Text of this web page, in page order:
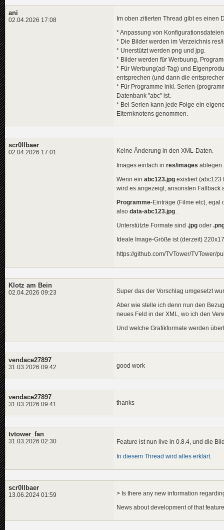
ani
02.04.2026 17:08 Im oben zitierten Thread gibt es einen
* Anpassung von
* Die Bilder werden im Verzeichnis
* Unerstützt werden png und jpg.
* Bilder werden für Werbuung,
* Für Werbung(ad-Tag) und
entsprechen (und dann die
* Für Programme inkl. Serien
Datenbank "abc" ist.
* Bei Serien kann jede Folge ein
Elternknotens genommen.
scr0llbaer
02.04.2026 17:01 Keine Änderung in den XML-Daten.
Images einfach in res/images ablegen.
Wenn ein abc123.jpg existiert (abc123
wird es angezeigt, ansonsten Fallback
Programme-Einträge (Filme etc), egal
also data-abc123.jpg .
Unterstützte Formate sind .jpg oder
Ideale Image-Größe ist (derzeit)
https://github.com/TVTower/TVTower/
Klotz am Bein
02.04.2026 09:23 Super das der Vorschlag umgesetzt
Aber wie stelle ich denn nun den
neues Feld in der XML, wo ich den
Und welche Grafikformate werden
vendace27897
31.03.2026 09:42 good work
vendace27897
31.03.2026 09:41 thanks
tvtower_fan
31.03.2026 02:30 Feature ist nun live in 0.8.4, und die
In diesem Thread wird alles erklärt.
scr0llbaer
13.06.2024 01:59 > Is there any new information
News about development of that